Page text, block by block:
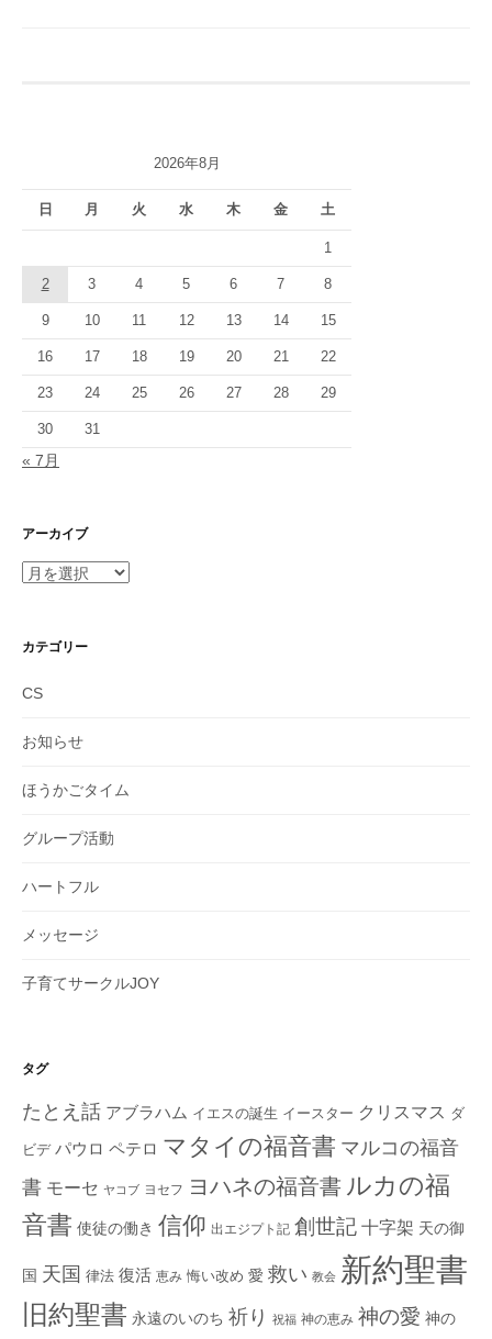
2026年8月
日 月 火 水 木 金 土
1
2 3 4 5 6 7 8
9 10 11 12 13 14 15
16 17 18 19 20 21 22
23 24 25 26 27 28 29
30 31
« 7月
アーカイブ
ア
イ
カテゴリー
CS
お知らせ
ほうかごタイム
グループ活動
ハートフル
メッセージ
子育てサークルJOY
タグ
たとえ話 アブラハム イエスの誕生 イースター クリスマス ダ
ビデ パウロ ペテロ マタイの福音書 マルコの福音
書 モーセ ヤコブ ヨセフ ヨハネの福音書 ルカの福
音書 使徒の働き 信仰 出エジプト記 創世記 十字架 天の御
国 天国 律法 復活 恵み 悔い改め 愛 救い 教会 新約聖書
旧約聖書 永遠のいのち 祈り 祝福 神の恵み 神の愛 神の